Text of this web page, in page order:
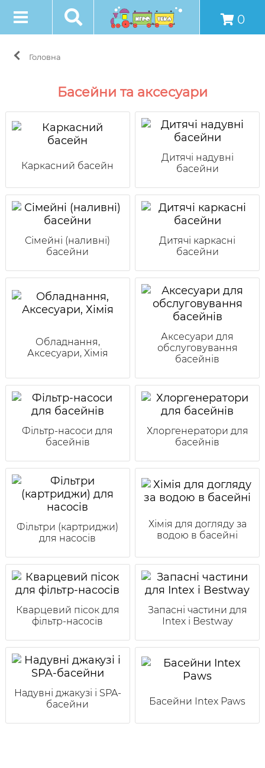
0
Головна
Басейни та аксесуари
Каркасний басейн
Дитячі надувні
басейни
Сімейні (наливні)
басейни
Дитячі каркасні
басейни
Обладнання,
Аксесуари, Хімія
Аксесуари для
обслуговування
басейнів
Фільтр-насоси для
басейнів
Хлоргенератори для
басейнів
Фільтри (картриджи)
для насосів
Хімія для догляду за
водою в басейні
Кварцевий пісок для
фільтр-насосів
Запасні частини для
Intex і Bestway
Надувні джакузі і SPA-
басейни
Басейни Intex Paws